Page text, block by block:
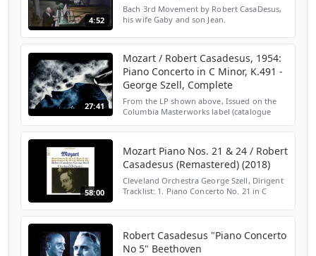
4:52
Bach 3rd Movement by Robert CasaDesus,
his wife Gaby and son Jean.
27:41
Mozart / Robert Casadesus, 1954:
Piano Concerto in C Minor, K.491 -
George Szell, Complete
From the LP shown above, Issued on the
Columbia Masterworks label (catalogue
58:00
Mozart Piano Nos. 21 & 24 / Robert
Casadesus (Remastered) (2018)
Cleveland Orchestra George Szell, Dirigent
Tracklist: 1. Piano Concerto No. 21 in C
Robert Casadesus "Piano Concerto
No 5" Beethoven